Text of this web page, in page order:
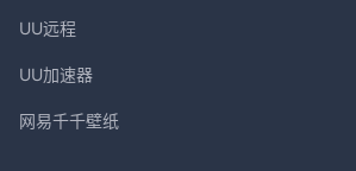
UU远程
UU加速器
网易千千壁纸